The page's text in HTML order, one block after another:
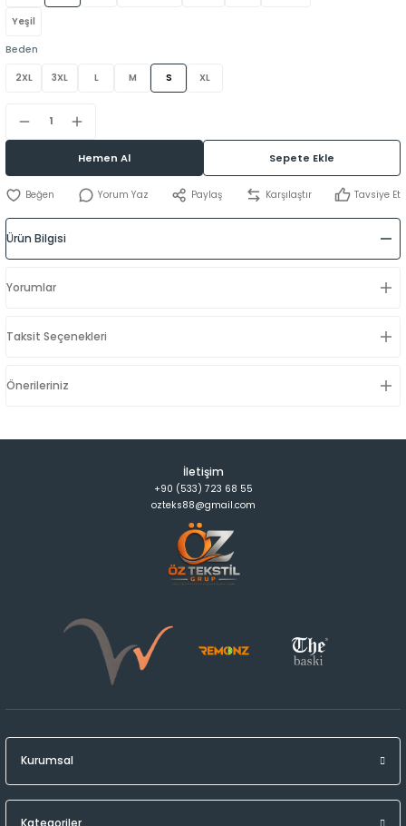
Yeşil
Beden
2XL 3XL L M S XL
Hemen Al Sepete Ekle
Yorum Yaz Paylaş Karşılaştır Tavsiye Et
Ürün Bilgisi
Yorumlar
Taksit Seçenekleri
Önerileriniz
İletişim
+90 (533) 723 68 55
ozteks88@gmail.com
Kurumsal